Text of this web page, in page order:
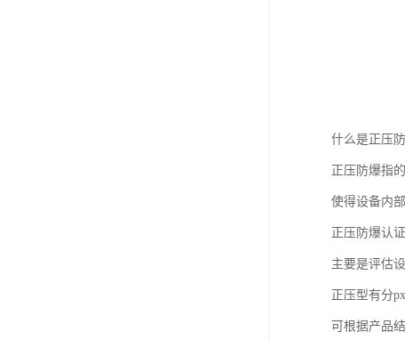
什么是正压
正压防爆指
使得设备内
正压防爆认
主要是评估
正压型有分
可根据产品